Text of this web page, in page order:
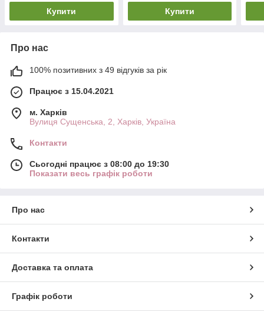
Купити Купити
Про нас
100% позитивних з 49 відгуків за рік
Працює з 15.04.2021
м. Харків
Вулиця Сущенська, 2, Харків, Україна
Контакти
Сьогодні працює з 08:00 до 19:30
Показати весь графік роботи
Про нас
Контакти
Доставка та оплата
Графік роботи